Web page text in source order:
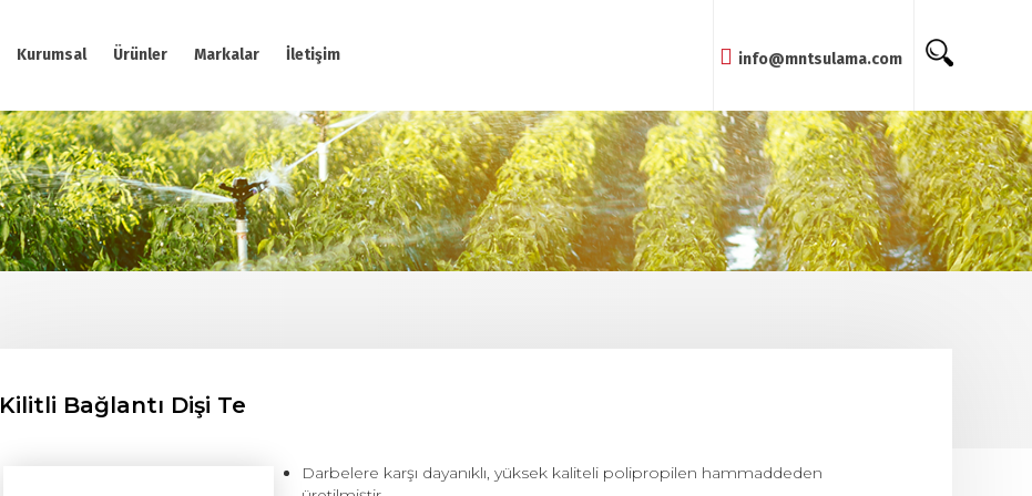
Kurumsal Ürünler Markalar İletişim info@mntsulama.com
Kilitli Bağlantı Dişi Te
Darbelere karşı dayanıklı, yüksek kaliteli polipropilen hammaddeden